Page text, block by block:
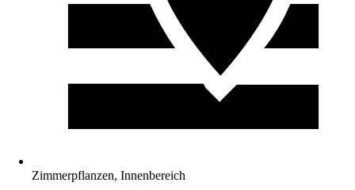
Zimmerpflanzen, Innenbereich